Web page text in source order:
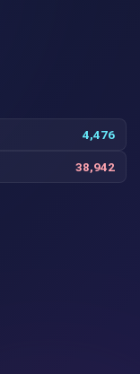
4,476
38,942